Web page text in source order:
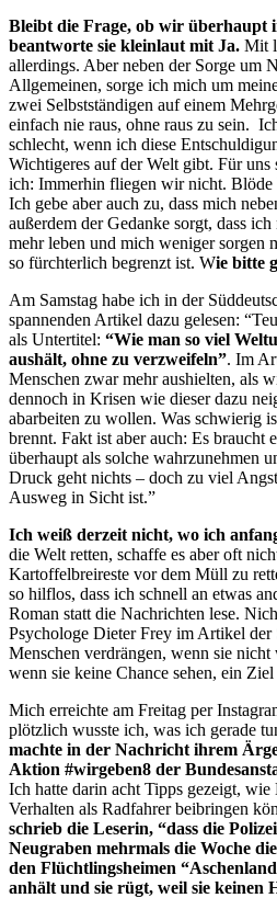
Bleibt die Frage, ob wir überhaupt
beantworte sie kleinlaut mit Ja. Mit
allerdings. Aber neben der Sorge um
Allgemeinen, sorge ich mich um
zwei Selbstständigen auf einem
einfach nie raus, ohne raus zu sein.
schlecht, wenn ich diese
Wichtigeres auf der Welt gibt. Für uns
ich: Immerhin fliegen wir nicht.
Ich gebe aber auch zu, dass mich
außerdem der Gedanke sorgt, dass
mehr leben und mich weniger sorgen
so fürchterlich begrenzt ist. Wie bitte
Am Samstag habe ich in der
spannenden Artikel dazu gelesen:
als Untertitel: “Wie man so viel
aushält, ohne zu verzweifeln”. Im
Menschen zwar mehr aushielten, als
dennoch in Krisen wie dieser dazu
abarbeiten zu wollen. Was schwierig
brennt. Fakt ist aber auch: Es braucht
überhaupt als solche wahrzunehmen
Druck geht nichts – doch zu viel
Ausweg in Sicht ist.”
Ich weiß derzeit nicht, wo ich
die Welt retten, schaffe es aber oft
Kartoffelbreireste vor dem Müll zu
so hilflos, dass ich schnell an etwas
Roman statt die Nachrichten lese.
Psychologe Dieter Frey im Artikel der
Menschen verdrängen, wenn sie
wenn sie keine Chance sehen, ein
Mich erreichte am Freitag per
plötzlich wusste ich, was ich gerade
machte in der Nachricht ihrem
Aktion #wirgeben8 der
Ich hatte darin acht Tipps gezeigt,
Verhalten als Radfahrer beibringen
schrieb die Leserin, “dass die
Neugraben mehrmals die Woche
den Flüchtlingsheimen
anhält und sie rügt, weil sie keinen